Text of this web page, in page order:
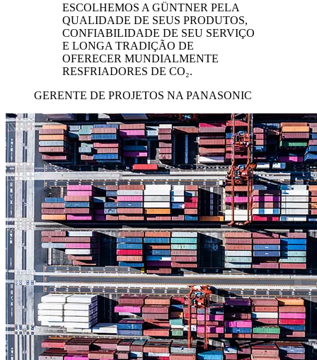
ESCOLHEMOS A GÜNTNER PELA
QUALIDADE DE SEUS PRODUTOS,
CONFIABILIDADE DE SEU SERVIÇO
E LONGA TRADIÇÃO DE
OFERECER MUNDIALMENTE
RESFRIADORES DE CO₂.
GERENTE DE PROJETOS NA PANASONIC